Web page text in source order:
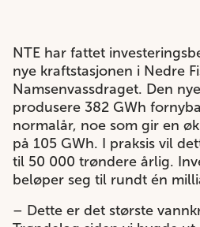
NTE har fattet
nye kraftstasjonen i Nedre
Namsenvassdraget. Den
produsere 382 GWh
normalår, noe som gir en
på 105 GWh. I praksis vil
til 50 000 trøndere årlig.
beløper seg til rundt én
– Dette er det største